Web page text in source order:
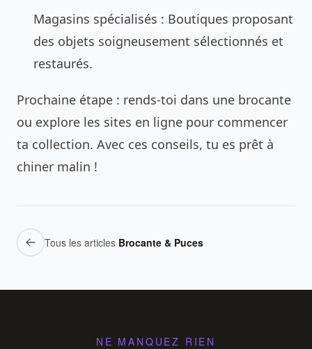
Magasins spécialisés : Boutiques proposant
des objets soigneusement sélectionnés et
restaurés.
Prochaine étape : rends-toi dans une brocante
ou explore les sites en ligne pour commencer
ta collection. Avec ces conseils, tu es prêt à
chiner malin !
Tous les articles Brocante & Puces
NE MANQUEZ RIEN